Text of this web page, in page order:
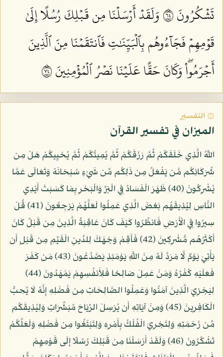
تَشۡكُرُونَ ٤٦
وَلَقَدۡ أَرۡسَلۡنَا مِن قَبۡلِكَ رُسُلًا إِلَىٰ
قَوۡمِهِمۡ فَجَآءُوهُم بِٱلۡبَيِّنَٰتِ فَٱنتَقَمۡنَا مِنَ ٱلَّذِينَ
أَجۡرَمُواْۖ وَكَانَ حَقًّا عَلَيۡنَا نَصۡرُ ٱلۡمُؤۡمِنِينَ ٤٧
۞ التفسير
الميزان في تفسير القرآن
اللَّهُ الَّذِي خَلَقَكُمْ ثُمَّ رَزَقَكُمْ ثُمَّ يُمِيتُكُمْ ثُمَّ يُحْيِيكُمْ هَلْ مِن
شُرَكَائِكُم مَّن يَفْعَلُ مِن ذَلِكُم مِّن شَيْءٍ سُبْحَانَهُ وَتَعَالَى عَمَّا
يُشْرِكُونَ (40) ظَهَرَ الْفَسَادُ فِي الْبَرِّ وَالْبَحْرِ بِمَا كَسَبَتْ أَيْدِي
النَّاسِ لِيُذِيقَهُم بَعْضَ الَّذِي عَمِلُوا لَعَلَّهُمْ يَرْجِعُونَ (41) قُلْ
سِيرُوا فِي الْأَرْضِ فَانظُرُوا كَيْفَ كَانَ عَاقِبَةُ الَّذِينَ مِن قَبْلُ كَانَ
أَكْثَرُهُم مُّشْرِكِينَ (42) فَأَقِمْ وَجْهَكَ لِلدِّينِ الْقَيِّمِ مِن قَبْلِ أَن
يَأْتِيَ يَوْمٌ لَّا مَرَدَّ لَهُ مِنَ اللَّهِ يَوْمَئِذٍ يَصَّدَّعُونَ (43) مَن كَفَرَ
فَعَلَيْهِ كُفْرُهُ وَمَنْ عَمِلَ صَالِحًا فَلِأَنفُسِهِمْ يَمْهَدُونَ (44)
لِيَجْزِيَ الَّذِينَ آمَنُوا وَعَمِلُوا الصَّالِحَاتِ مِن فَضْلِهِ إِنَّهُ لَا يُحِبُّ
الْكَافِرِينَ (45) وَمِنْ آيَاتِهِ أَن يُرْسِلَ الرِّيَاحَ مُبَشِّرَاتٍ وَلِيُذِيقَكُم
مِّن رَّحْمَتِهِ وَلِتَجْرِيَ الْفُلْكُ بِأَمْرِهِ وَلِتَبْتَغُوا مِن فَضْلِهِ وَلَعَلَّكُمْ
تَشْكُرُونَ (46) وَلَقَدْ أَرْسَلْنَا مِن قَبْلِكَ رُسُلًا إِلَى قَوْمِهِمْ